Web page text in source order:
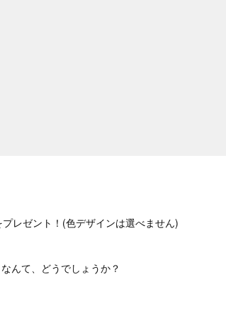
レゼント！(色デザインは選べません)
んて、どうでしょうか？